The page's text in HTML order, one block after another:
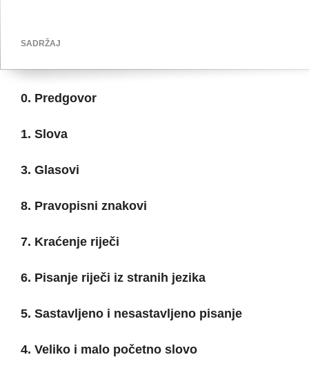
SADRŽAJ
0. Predgovor
1. Slova
3. Glasovi
8. Pravopisni znakovi
7. Kraćenje riječi
6. Pisanje riječi iz stranih jezika
5. Sastavljeno i nesastavljeno pisanje
4. Veliko i malo početno slovo